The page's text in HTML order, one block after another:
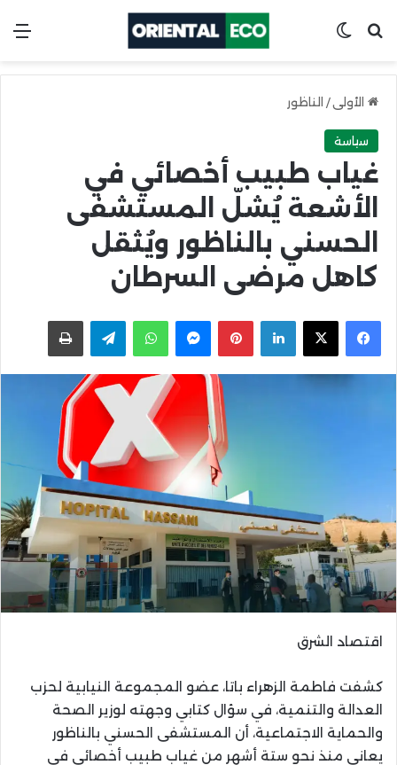
ابحث عنSwitch skin
الأولى / الناظور
سياسة
غياب طبيب أخصائي في
الأشعة يُشلّ المستشفى
الحسني بالناظور ويُثقل
كاهل مرضى السرطان
Facebook
X
LinkedIn
Pinterest
Messenger
WhatsApp
Telegramاطبعها
اقتصاد الشرق
كشفت فاطمة الزهراء باتا، عضو المجموعة النيابية لحزب
العدالة والتنمية، في سؤال كتابي وجهته لوزير الصحة
والحماية الاجتماعية، أن المستشفى الحسني بالناظور
يعاني منذ نحو ستة أشهر من غياب طبيب أخصائي في